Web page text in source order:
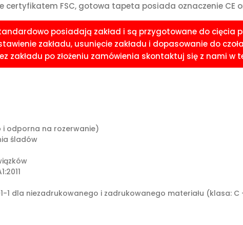
FSC, gotowa tapeta posiada oznaczenie CE
posiadają zakład i są przygotowane do cięcia
zakładu, usunięcie zakładu i dopasowanie do
po złożeniu zamówienia skontaktuj się z nami w
odporna na rozerwanie)
śladów
1 dla niezadrukowanego i zadrukowanego materiału (klasa: